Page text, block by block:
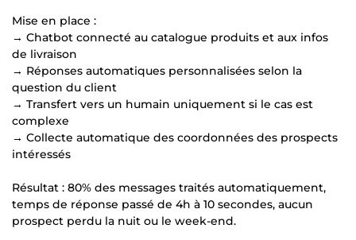
Mise en place :
→ Chatbot connecté au catalogue produits et aux infos
de livraison
→ Réponses automatiques personnalisées selon la
question du client
→ Transfert vers un humain uniquement si le cas est
complexe
→ Collecte automatique des coordonnées des prospects
intéressés
Résultat : 80% des messages traités automatiquement,
temps de réponse passé de 4h à 10 secondes, aucun
prospect perdu la nuit ou le week-end.